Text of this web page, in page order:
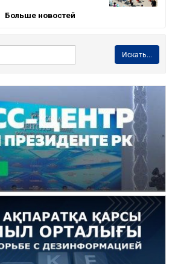
Больше новостей
Искать...